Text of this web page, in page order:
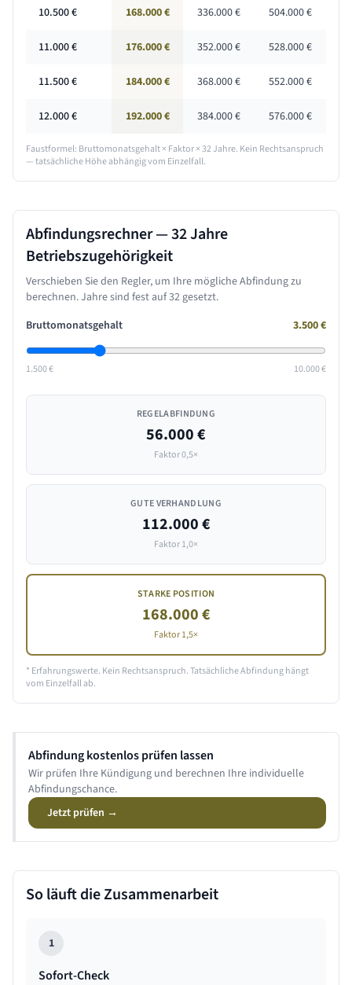
10.500€ 168.000 € 336.000 € 504.000 €
11.000€ 176.000 € 352.000 € 528.000 €
11.500€ 184.000 € 368.000 € 552.000 €
12.000€ 192.000 € 384.000 € 576.000 €
Faustformel: Bruttomonatsgehalt × Faktor ×32 Jahre. Kein Rechtsanspruch
— tatsächliche Höhe abhängig vom Einzelfall.
Abfindungsrechner —32 Jahre
Betriebszugehörigkeit
Verschieben Sie den Regler, um Ihre mögliche Abfindung zu
berechnen. Jahre sind fest auf32gesetzt.
Bruttomonatsgehalt
3.500€
1.500 € 10.000 €
REGELABFINDUNG
56.000 €
Faktor 0,5×
GUTE VERHANDLUNG
112.000 €
Faktor 1,0×
STARKE POSITION
168.000 €
Faktor 1,5×
* Erfahrungswerte. Kein Rechtsanspruch. Tatsächliche Abfindung hängt
vom Einzelfall ab.
Abfindung kostenlos prüfen lassen
Wir prüfen Ihre Kündigung und berechnen Ihre individuelle
Abfindungschance.
Jetzt prüfen →
So läuft die Zusammenarbeit
1
Sofort-Check